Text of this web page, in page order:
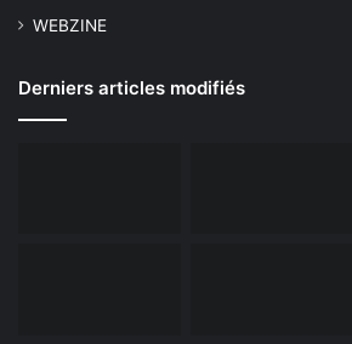
WEBZINE
Derniers articles modifiés